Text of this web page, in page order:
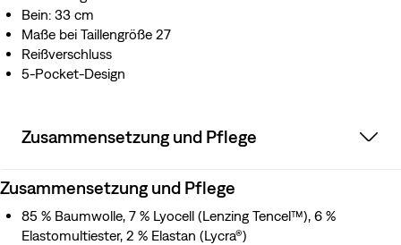
Bein: 33 cm
Maße bei Taillengröße 27
Reißverschluss
5-Pocket-Design
Zusammensetzung und Pflege
Zusammensetzung und Pflege
85 % Baumwolle, 7 % Lyocell (Lenzing Tencel™), 6 %
Elastomultiester, 2 % Elastan (Lycra®)